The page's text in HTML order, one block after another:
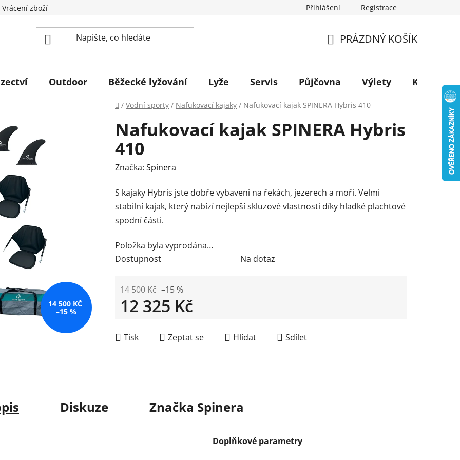
Vrácení zboží Přihlášení Registrace
KOŠÍK
PRÁZDNÝ KOŠÍK
Outdoor Běžecké lyžování Lyže Servis Půjčovna Výlety Kontakt
Domů
/ Vodní sporty / Nafukovací kajaky / Nafukovací kajak SPINERA Hybris 410
Nafukovací kajak SPINERA Hybris
410
Značka: Spinera
S kajaky Hybris jste dobře vybaveni na řekách, jezerech a moři. Velmi
stabilní kajak, který nabízí nejlepší skluzové vlastnosti díky hladké plachtové
spodní části.
Položka byla vyprodána…
Dostupnost
Na dotaz
14 500 Kč –15 %
12 325 Kč
Tisk
Zeptat se Hlídat Sdílet
14 500 KČ
–15 %
Diskuze Značka Spinera
Doplňkové parametry